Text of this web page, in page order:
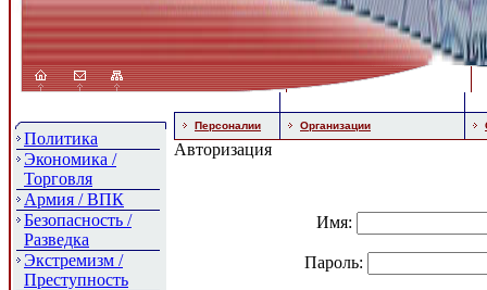
Политика
Экономика /
Торговля
Армия / ВПК
Безопасность /
Разведка
Экстремизм /
Преступность
Персоналии Организации
Авторизация
Имя:
Пароль: